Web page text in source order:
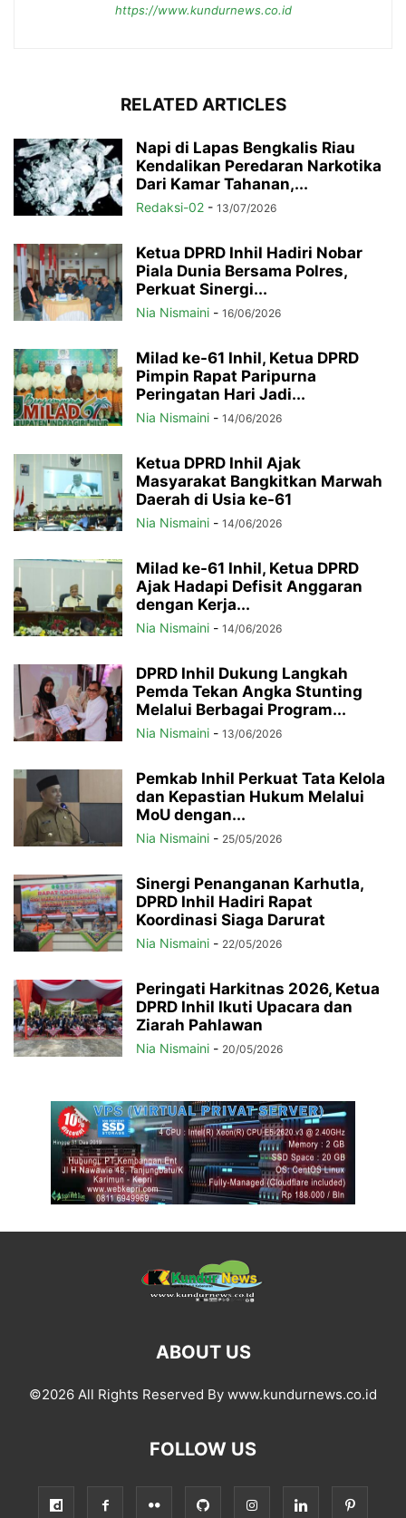
https://www.kundurnews.co.id
RELATED ARTICLES
Napi di Lapas Bengkalis Riau
Kendalikan Peredaran Narkotika
Dari Kamar Tahanan,...
Redaksi-02 - 13/07/2026
Ketua DPRD Inhil Hadiri Nobar
Piala Dunia Bersama Polres,
Perkuat Sinergi...
Nia Nismaini - 16/06/2026
Milad ke-61 Inhil, Ketua DPRD
Pimpin Rapat Paripurna
Peringatan Hari Jadi...
Nia Nismaini - 14/06/2026
Ketua DPRD Inhil Ajak
Masyarakat Bangkitkan Marwah
Daerah di Usia ke-61
Nia Nismaini - 14/06/2026
Milad ke-61 Inhil, Ketua DPRD
Ajak Hadapi Defisit Anggaran
dengan Kerja...
Nia Nismaini - 14/06/2026
DPRD Inhil Dukung Langkah
Pemda Tekan Angka Stunting
Melalui Berbagai Program...
Nia Nismaini - 13/06/2026
Pemkab Inhil Perkuat Tata Kelola
dan Kepastian Hukum Melalui
MoU dengan...
Nia Nismaini - 25/05/2026
Sinergi Penanganan Karhutla,
DPRD Inhil Hadiri Rapat
Koordinasi Siaga Darurat
Nia Nismaini - 22/05/2026
Peringati Harkitnas 2026, Ketua
DPRD Inhil Ikuti Upacara dan
Ziarah Pahlawan
Nia Nismaini - 20/05/2026
ABOUT US
©2026 All Rights Reserved By www.kundurnews.co.id
FOLLOW US